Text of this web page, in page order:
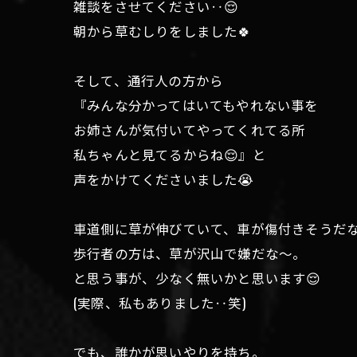
雑談をさせてください‥😌
朝から草むしりをしました🍀
そして、通行人の方から
『みんな分かってはいてもやれない事を
お姉さんが気付いてやってくれてる所
私ちゃんと見てるからね😌』と
声をかけてくださいました😭
車道側に草が伸びていて、車が傷付きそうだ
歩行者の方は、草が沢山で嫌だな〜。
と思う事が、少なく無いかと思います😌
(実際、私もありました‥笑)
でも、誰かが思いやりを持ち。